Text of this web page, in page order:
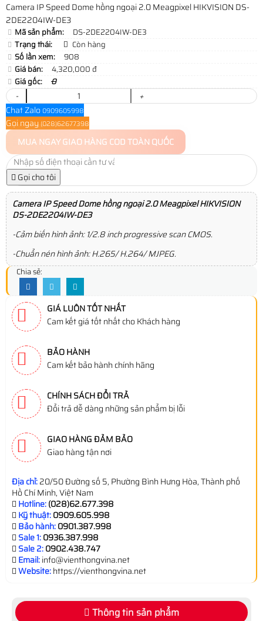
Camera IP Speed Dome hồng ngoại 2.0 Meagpixel HIKVISION DS-
2DE2204IW-DE3
Mã sản phẩm:
DS-2DE2204IW-DE3
Trạng thái:
Còn hàng
Số lần xem:
908
Giá bán:
4,320,000 đ
Giá gốc:
0
-
+
Chat Zalo 0909605998
Gọi ngay (028)62677398
MUA NGAYGIAO HÀNG COD TOÀN QUỐC
Gọi cho tôi
Camera IP Speed Dome hồng ngoại 2.0 Meagpixel HIKVISION
DS-2DE2204IW-DE3
-Cảm biến hình ảnh: 1/2.8 inch progressive scan CMOS.
-Chuẩn nén hình ảnh: H.265/ H.264/ MJPEG.
Chia sẻ:
GIÁ LUÔN TỐT NHẤT
Cam kết giá tốt nhất cho Khách hàng
BẢO HÀNH
Cam kết bảo hành chính hãng
CHÍNH SÁCH ĐỔI TRẢ
Đổi trả dễ dàng những sản phẩm bị lỗi
GIAO HÀNG ĐẢM BẢO
Giao hàng tận nơi
Địa chỉ:20/50 Đường số 5, Phường Bình Hưng Hòa, Thành phố
Hồ Chí Minh, Việt Nam
Hotline:(028)62.677.398
Kỹ thuật:0909.605.998
Bảo hành:0901.387.998
Sale 1:0936.387.998
Sale 2:0902.438.747
Email:info@vienthongvina.net
Website:https://vienthongvina.net
Thông tin sản phẩm